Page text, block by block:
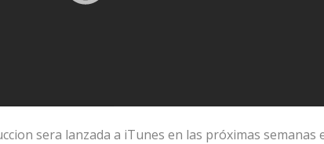
sera lanzada a iTunes en las próximas semanas